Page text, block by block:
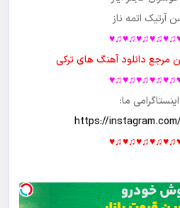
آرتیک اتمه ناز
مرجع دانلود آهنگ های ترکی
ما:
https://